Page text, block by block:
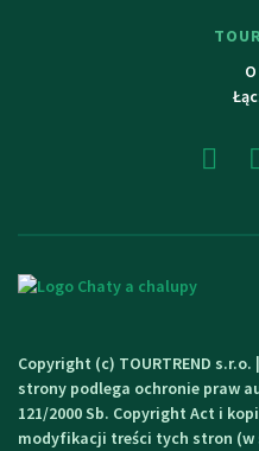
Copyright (c) TOURTREND s.r.o.
strony podlega ochronie praw
121/2000 Sb. Copyright Act i
modyfikacji treści tych stron